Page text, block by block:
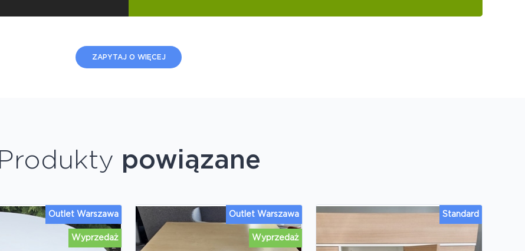
ZAPYTAJ O WIĘCEJ
Produkty powiązane
Wyprzedaż
Outlet Warszawa
Wyprzedaż
Outlet Warszawa Standard